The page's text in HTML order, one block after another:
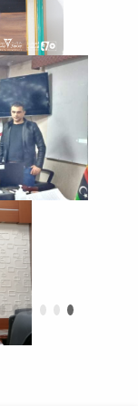
مُشاركة
زيارة
لكلية
مُلتقى
اللغة
ورشة
مجلس
الثاني لعام